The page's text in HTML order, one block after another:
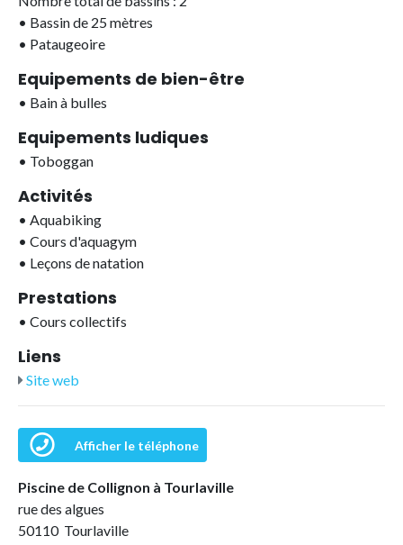
• Bassin de 25 mètres
• Pataugeoire
Equipements de bien-être
• Bain à bulles
Equipements ludiques
• Toboggan
Activités
• Aquabiking
• Cours d'aquagym
• Leçons de natation
Prestations
• Cours collectifs
Liens
Site web
Afficher le téléphone
Piscine de Collignon à Tourlaville
rue des algues
50110 Tourlaville